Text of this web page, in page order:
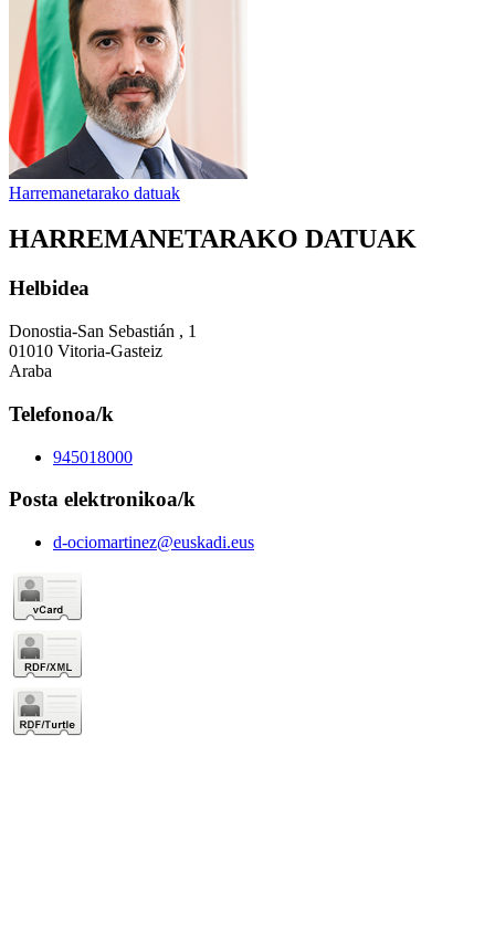
Harremanetarako datuak
HARREMANETARAKO DATUAK
Helbidea
Donostia-San Sebastián , 1
01010 Vitoria-Gasteiz
Araba
Telefonoa/k
945018000
Posta elektronikoa/k
d-ociomartinez@euskadi.eus